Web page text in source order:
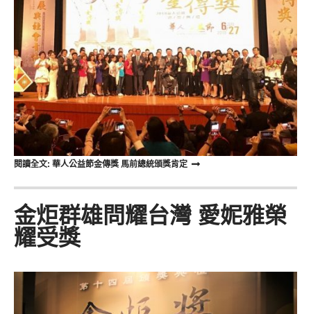
閱讀全文: 華人公益節金傳獎 馬前總統頒獎肯定
金炬群雄問耀台灣 愛妮雅榮
耀受獎